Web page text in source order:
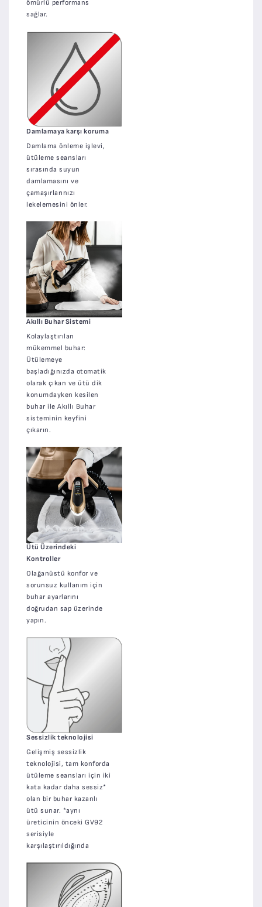
ömürlü performans
sağlar.
Damlamaya karşı koruma
Damlama önleme işlevi,
ütüleme seansları
sırasında suyun
damlamasını ve
çamaşırlarınızı
lekelemesini önler.
Akıllı Buhar Sistemi
Kolaylaştırılan
mükemmel buhar:
Ütülemeye
başladığınızda otomatik
olarak çıkan ve ütü dik
konumdayken kesilen
buhar ile Akıllı Buhar
sisteminin keyfini
çıkarın.
Ütü Üzerindeki
Kontroller
Olağanüstü konfor ve
sorunsuz kullanım için
buhar ayarlarını
doğrudan sap üzerinde
yapın.
Sessizlik teknolojisi
Gelişmiş sessizlik
teknolojisi, tam konforda
ütüleme seansları için iki
kata kadar daha sessiz*
olan bir buhar kazanlı
ütü sunar. *aynı
üreticinin önceki GV92
serisiyle
karşılaştırıldığında